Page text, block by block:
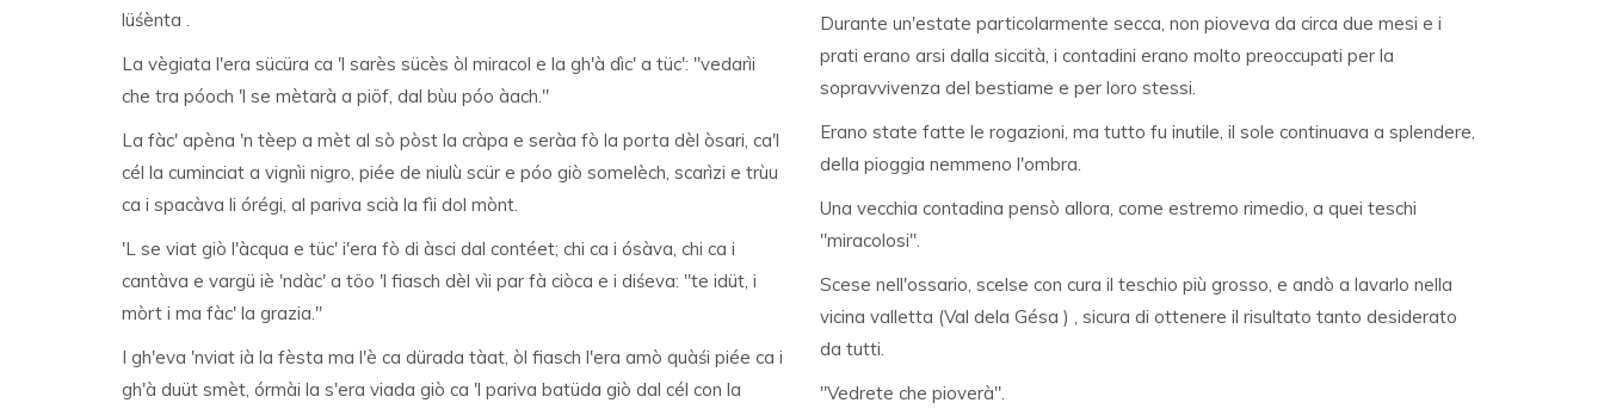
lüśènta .
La vègiata l'era sücüra ca 'l sarès sücès òl miracol e la gh'à dìc' a tüc': "vedarìi
che tra póoch 'l se mètarà a piöf, dal bùu póo àach."
La fàc' apèna 'n tèep a mèt al sò pòst la cràpa e seràa fò la porta dèl òsari, ca'l
cél la cuminciat a vignìi nigro, piée de niulù scür e póo giò somelèch, scarìzi e trùu
ca i spacàva li órégi, al pariva scià la fìi dol mònt.
'L se viat giò l'àcqua e tüc' i'era fò di àsci dal contéet; chi ca i ósàva, chi ca i
cantàva e vargü iè 'ndàc' a töo 'l fiasch dèl vìi par fà ciòca e i diśeva: "te idüt, i
mòrt i ma fàc' la grazia."
I gh'eva 'nviat ià la fèsta ma l'è ca dürada tàat, òl fiasch l'era amò quàśi piée ca i
gh'à duüt smèt, órmài la s'era viada giò ca 'l pariva batüda giò dal cél con la
Durante un'estate particolarmente secca, non pioveva da circa due mesi e i
prati erano arsi dalla siccità, i contadini erano molto preoccupati per la
sopravvivenza del bestiame e per loro stessi.
Erano state fatte le rogazioni, ma tutto fu inutile, il sole continuava a splendere,
della pioggia nemmeno l'ombra.
Una vecchia contadina pensò allora, come estremo rimedio, a quei teschi
"miracolosi".
Scese nell'ossario, scelse con cura il teschio più grosso, e andò a lavarlo nella
vicina valletta (Val dela Gésa ) , sicura di ottenere il risultato tanto desiderato
da tutti.
"Vedrete che pioverà".